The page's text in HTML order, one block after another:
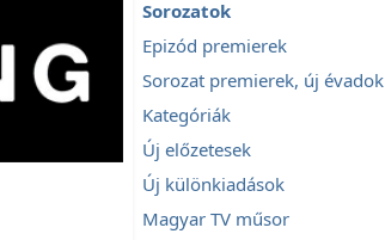
Sorozatok
Epizód premierek
Sorozat premierek, új évadok
Kategóriák
Új előzetesek
Új különkiadások
Magyar TV műsor